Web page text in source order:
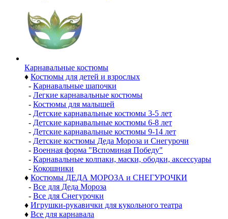
Карнавальные костюмы
♦ Костюмы для детей и взрослых
- Карнавальные шапочки
- Легкие карнавальные костюмы
- Костюмы для малышей
- Детские карнавальные костюмы 3-5 лет
- Детские карнавальные костюмы 6-8 лет
- Детские карнавальные костюмы 9-14 лет
- Детские костюмы Деда Мороза и Снегурочи
- Военная форма "Вспоминая Победу"
- Карнавальные колпаки, маски, ободки, аксессуары
- Кокошники
♦ Костюмы ДЕДА МОРОЗА и СНЕГУРОЧКИ
- Все для Деда Мороза
- Все для Снегурочки
♦ Игрушки-рукавички для кукольного театра
♦ Все для карнавала